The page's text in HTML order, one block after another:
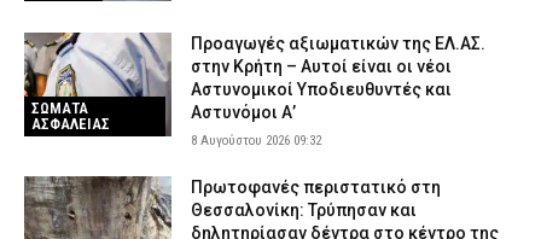
ΣΩΜΑΤΑ
ΑΣΦΑΛΕΙΑΣ
Προαγωγές αξιωματικών της ΕΛ.ΑΣ.
στην Κρήτη – Αυτοί είναι οι νέοι
Αστυνομικοί Υποδιευθυντές και
Αστυνόμοι Α’
8 Αυγούστου 2026 09:32
Πρωτοφανές περιστατικό στη
Θεσσαλονίκη: Τρύπησαν και
δηλητηρίασαν δέντρα στο κέντρο της